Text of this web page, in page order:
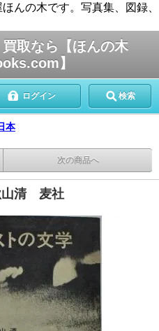
んの木です。写真集、図録、
取なら【ほんの木
】
ログイン 検索
本
次の商品へ
山清 麦社